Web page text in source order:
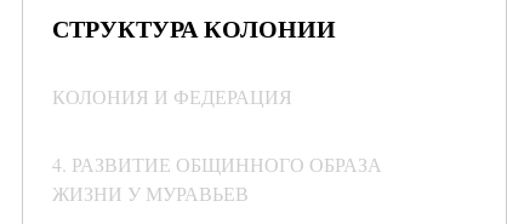
СТРУКТУРА КОЛОНИИ
КОЛОНИЯ И ФЕДЕРАЦИЯ
4. РАЗВИТИЕ ОБЩИННОГО ОБРАЗА
ЖИЗНИ У МУРАВЬЕВ